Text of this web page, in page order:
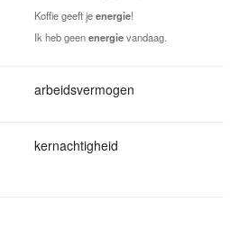
Koffie geeft jeenergie!
Ik heb geenenergievandaag.
arbeidsvermogen
kernachtigheid